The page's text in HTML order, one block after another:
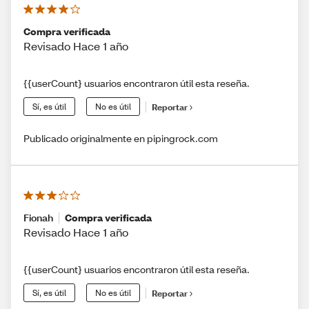
Compra verificada
Revisado Hace 1 año
{{userCount} usuarios encontraron útil esta reseña.
Sí, es útil No es útil Reportar
Publicado originalmente en pipingrock.com
Fionah Compra verificada
Revisado Hace 1 año
{{userCount} usuarios encontraron útil esta reseña.
Sí, es útil No es útil Reportar